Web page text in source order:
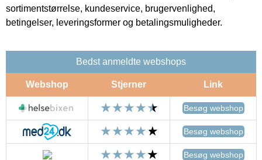
sortimentstørrelse, kundeservice, brugervenlighed,
betingelser, leveringsformer og betalingsmuligheder.
Bedst anmeldte webshops
Webshop Stjerner Link
Besøg webshop
Besøg webshop
Besøg webshop